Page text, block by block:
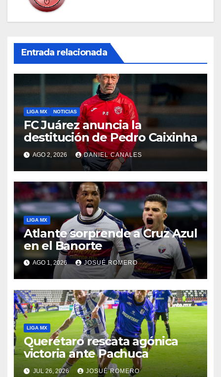
Entrada relacionada
LIGA MX NOTICIAS
FC Juárez anuncia la
destitución de Pedro Caixinha
AGO 2, 2026 DANIEL CANALES
LIGA MX
Atlante sorprende a Cruz Azul
en el Banorte
AGO 1, 2026 JOSUÉ ROMERO
LIGA MX
Querétaro rescata agónica
victoria ante Pachuca
JUL 26, 2026 JOSUÉ ROMERO